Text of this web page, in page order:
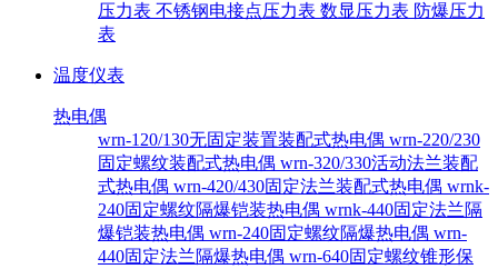
压力表 不锈钢电接点压力表 数显压力表 防爆压力
表
温度仪表
热电偶
wrn-120/130无固定装置装配式热电偶 wrn-220/230
固定螺纹装配式热电偶 wrn-320/330活动法兰装配
式热电偶 wrn-420/430固定法兰装配式热电偶 wrnk-
240固定螺纹隔爆铠装热电偶 wrnk-440固定法兰隔
爆铠装热电偶 wrn-240固定螺纹隔爆热电偶 wrn-
440固定法兰隔爆热电偶 wrn-640固定螺纹锥形保